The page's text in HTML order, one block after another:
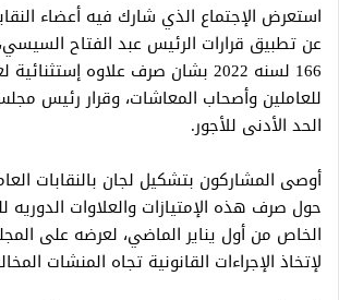
استعرض الإجتماع الذي شارك فيه أعضاء
عن تطبيق قرارات الرئيس عبد الفتاح
166 لسنه 2022 بشان صرف علاوه
للعاملين وأصحاب المعاشات، وقرار رئيس
الحد الأدنى للأجور.
أوصى المشاركون بتشكيل لجان بالنقابات
حول صرف هذه الإمتيازات والعلاوات الدوريه
الخاص من أول يناير الماضي، لعرضه على
لإتخاذ الإجراءات القانونية تجاه المنشات